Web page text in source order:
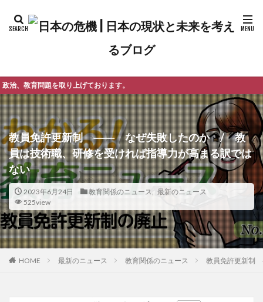
ております。
教員免許更新制 ―― なぜ失敗したのか / 教
員は技術職、研修を受ければ指導力が高まる訳では
ない
2023年6月24日 教育関係のニュース
最新のニュース
525view
HOME 最新のニュース 教育関係のニュース 教員免許更新制